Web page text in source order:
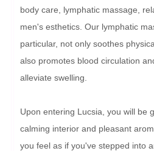
body care, lymphatic massage,
men's esthetics. Our lymphatic
particular, not only soothes
also promotes blood circulation
alleviate swelling.
Upon entering Lucsia, you will be
calming interior and pleasant
you feel as if you've stepped into